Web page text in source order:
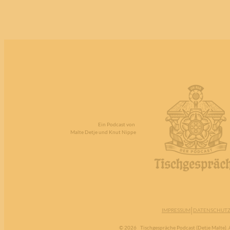
Ein Podcast von
Malte Detje und Knut Nippe
IMPRESSUM | DATENSCHUTZ
© 2026 Tischgespräche Podcast (Detje Malte).